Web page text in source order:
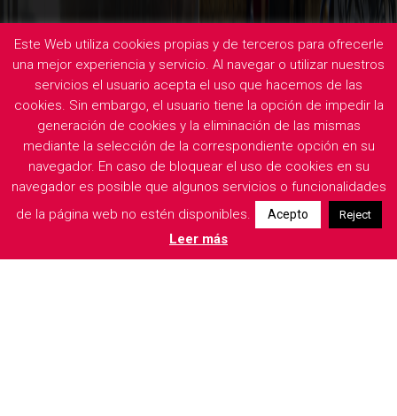
Este Web utiliza cookies propias y de terceros para ofrecerle
una mejor experiencia y servicio. Al navegar o utilizar nuestros
servicios el usuario acepta el uso que hacemos de las
cookies. Sin embargo, el usuario tiene la opción de impedir la
generación de cookies y la eliminación de las mismas
mediante la selección de la correspondiente opción en su
navegador. En caso de bloquear el uso de cookies en su
navegador es posible que algunos servicios o funcionalidades
de la página web no estén disponibles.
Acepto Reject
Leer más